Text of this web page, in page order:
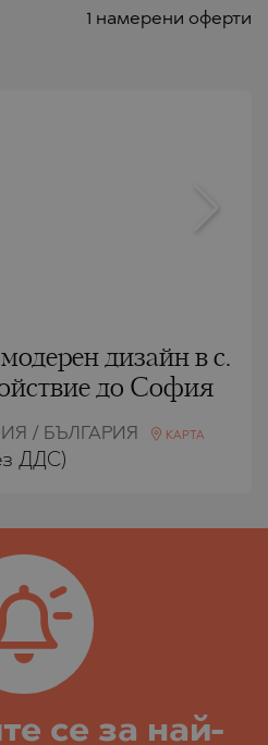
1 намерени оферти
дизайн в с.
до София
/ БЪЛГАРИЯ КАРТА
ДДС)
се за най-